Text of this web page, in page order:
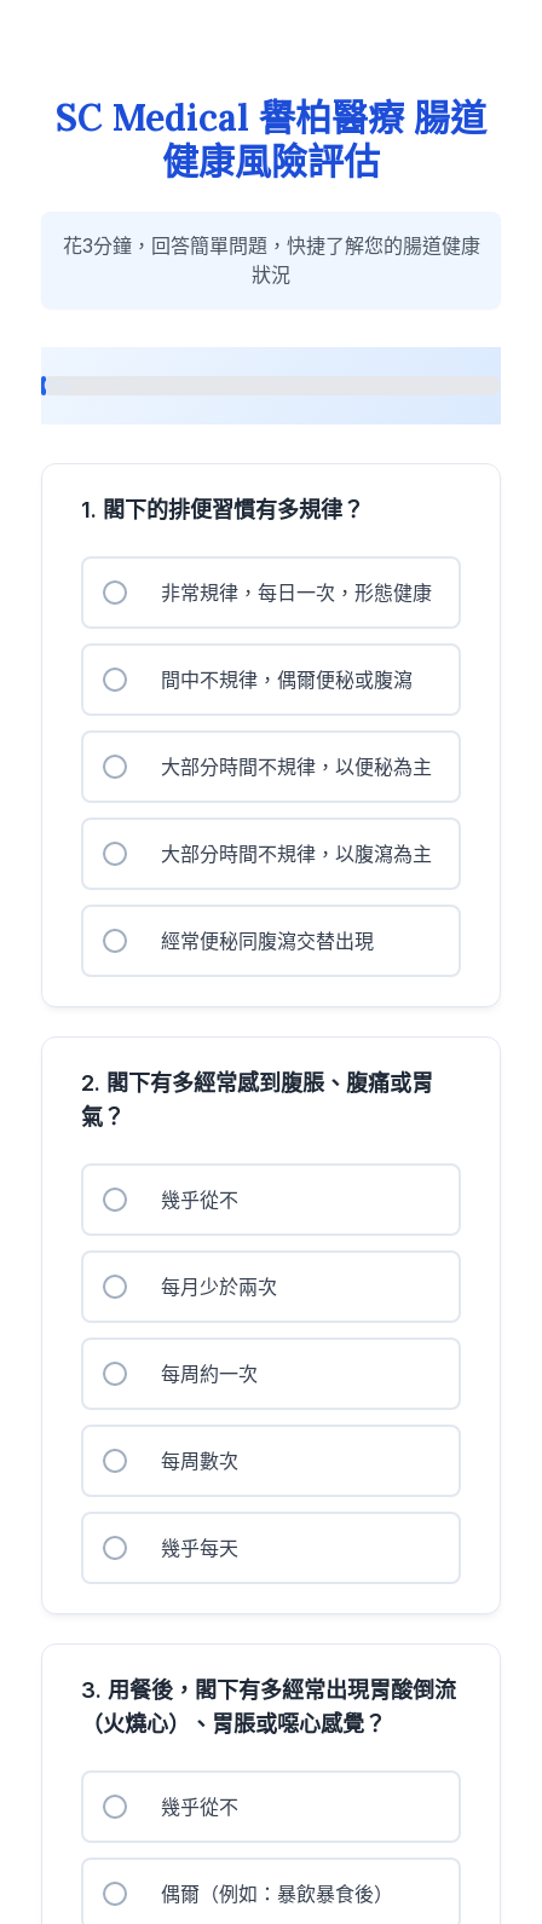
SC Medical 譽柏醫療 腸道
健康風險評估
花3分鐘，回答簡單問題，快捷了解您的腸道健康
狀況
0%
1. 閣下的排便習慣有多規律？
非常規律，每日一次，形態健康
間中不規律，偶爾便秘或腹瀉
大部分時間不規律，以便秘為主
大部分時間不規律，以腹瀉為主
經常便秘同腹瀉交替出現
2. 閣下有多經常感到腹脹、腹痛或胃
氣？
幾乎從不
每月少於兩次
每周約一次
每周數次
幾乎每天
3. 用餐後，閣下有多經常出現胃酸倒流
（火燒心）、胃脹或噁心感覺？
幾乎從不
偶爾（例如：暴飲暴食後）